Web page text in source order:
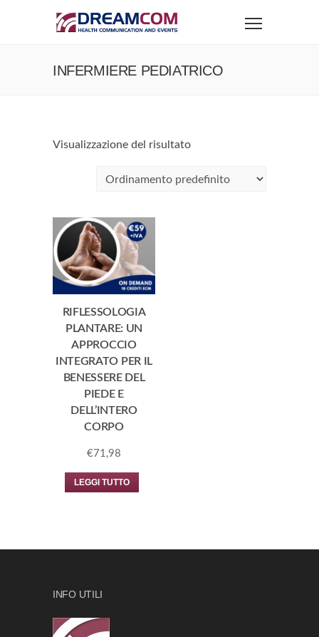
INFERMIERE PEDIATRICO
Visualizzazione del risultato
RIFLESSOLOGIA
PLANTARE: UN
APPROCCIO
INTEGRATO PER IL
BENESSERE DEL
PIEDE E
DELL’INTERO
CORPO
€71,98
LEGGI TUTTO
INFO UTILI